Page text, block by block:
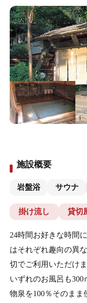
施設概要
岩盤浴 サウナ
掛け流し 貸切
24時間お好きな時間
はそれぞれ趣向の異
切でご利用いただけま
いずれのお風呂も
物泉を100％そのま